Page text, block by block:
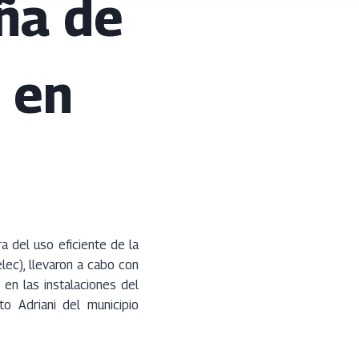
de
del uso eficiente de la
llevaron a cabo con
las instalaciones del
Adriani del municipio